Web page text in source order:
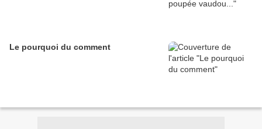
Le pourquoi du comment